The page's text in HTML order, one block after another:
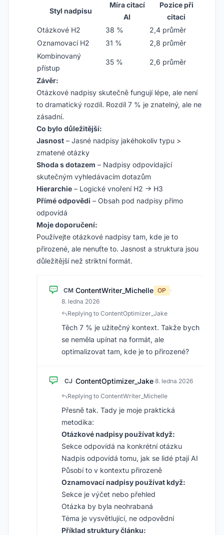
Styl nadpisu
Míra citací
AI
Pozice při
citaci
Otázkové H2
38 %
2,4 průměr
Oznamovací H2
31 %
2,8 průměr
Kombinovaný
přístup
35 % 2,6 průměr
Závěr:
Otázkové nadpisy skutečně fungují lépe, ale není
to dramatický rozdíl. Rozdíl 7 % je znatelný, ale ne
zásadní.
Co bylo důležitější:
Jasnost – Jasné nadpisy jakéhokoliv typu >
zmatené otázky
Shoda s dotazem – Nadpisy odpovídající
skutečným vyhledávacím dotazům
Hierarchie – Logické vnoření H2 → H3
Přímé odpovědi – Obsah pod nadpisy přímo
odpovídá
Moje doporučení:
Používejte otázkové nadpisy tam, kde je to
přirozené, ale nenuťte to. Jasnost a struktura jsou
důležitější než striktní formát.
CM ContentWriter_Michelle OP
·
8. ledna 2026
Replying to ContentOptimizer_Jake
Těch 7 % je užitečný kontext. Takže bych
se neměla upínat na formát, ale
optimalizovat tam, kde je to přirozené?
CJ ContentOptimizer_Jake·8. ledna 2026
Replying to ContentWriter_Michelle
Přesně tak. Tady je moje praktická
metodika:
Otázkové nadpisy používat když:
Sekce odpovídá na konkrétní otázku
Nadpis odpovídá tomu, jak se lidé ptají AI
Působí to v kontextu přirozeně
Oznamovací nadpisy používat když:
Sekce je výčet nebo přehled
Otázka by byla neohrabaná
Téma je vysvětlující, ne odpovědní
Příklad struktury článku: